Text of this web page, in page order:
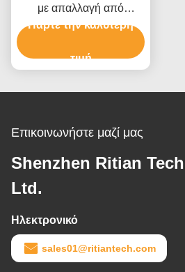
με απαλλαγή από
υπολείμματα Εξαιρετική
πυρήνας για την
εξοπλισμού
Πάρτε την καλύτερη
τιμή
Επικοινωνήστε μαζί μας
Shenzhen Ritian
Ltd.
Ηλεκτρονικό
sales01@ritiantech.com